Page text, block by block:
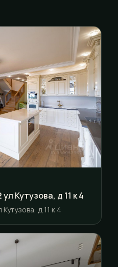
Кутузова, д 11 к 4
д 11 к 4